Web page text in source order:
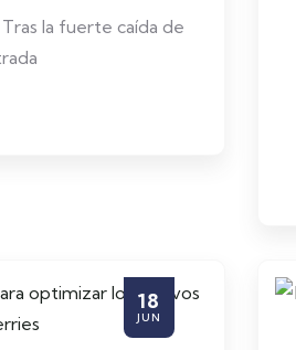
la fuerte caída de
18
JUN